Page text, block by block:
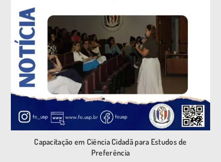
Capacitação em Ciência Cidadã para Estudos de
Preferência